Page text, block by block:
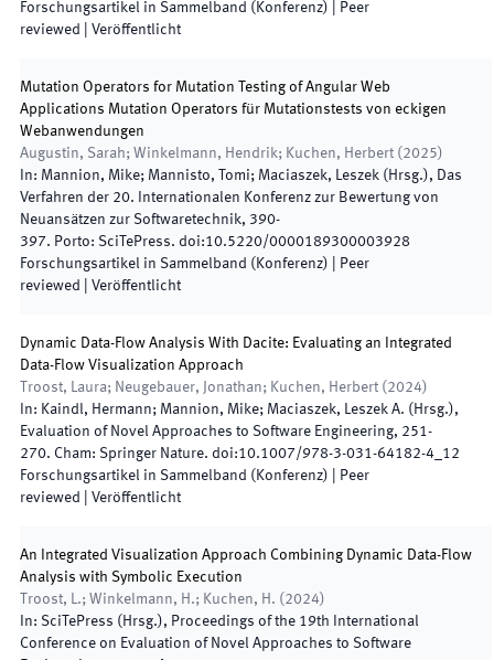
Forschungsartikel in Sammelband (Konferenz) | Peer
reviewed
Veröffentlicht
Mutation Operators for Mutation Testing of Angular Web
Applications Mutation Operators für Mutationstests von eckigen
Webanwendungen
Augustin, Sarah; Winkelmann, Hendrik; Kuchen, Herbert ( 2025)
In: Mannion, Mike; Mannisto, Tomi; Maciaszek, Leszek ( Hrsg.), Das
Verfahren der 20. Internationalen Konferenz zur Bewertung von
Neuansätzen zur Softwaretechnik, 390-
397. Porto: SciTePress. doi:10.5220/0000189300003928
Forschungsartikel in Sammelband (Konferenz) | Peer
reviewed
Veröffentlicht
Dynamic Data-Flow Analysis With Dacite: Evaluating an Integrated
Data-Flow Visualization Approach
Troost, Laura; Neugebauer, Jonathan; Kuchen, Herbert ( 2024)
In: Kaindl, Hermann; Mannion, Mike; Maciaszek, Leszek A. ( Hrsg.),
Evaluation of Novel Approaches to Software Engineering, 251-
270. Cham: Springer Nature. doi:10.1007/978-3-031-64182-4_12
Forschungsartikel in Sammelband (Konferenz) | Peer
reviewed
Veröffentlicht
An Integrated Visualization Approach Combining Dynamic Data-Flow
Analysis with Symbolic Execution
Troost, L.; Winkelmann, H.; Kuchen, H. ( 2024)
In: SciTePress ( Hrsg.), Proceedings of the 19th International
Conference on Evaluation of Novel Approaches to Software